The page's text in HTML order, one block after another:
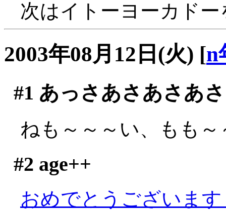
次はイトーヨーカド
2003年08月12日(火) [n
#1 あっさあさあさあ
ねも～～～い、もも～
#2 age++
おめでとうございま